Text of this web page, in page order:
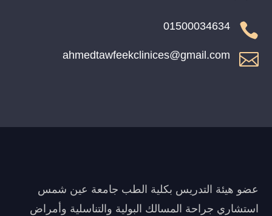

01500034634

ahmedtawfeekclinices@gmail.com
عضو هيئة التدريس بكلية الطب جامعة عين شمس
استشاري جراحة المسالك البولية والتناسلية وأمراض